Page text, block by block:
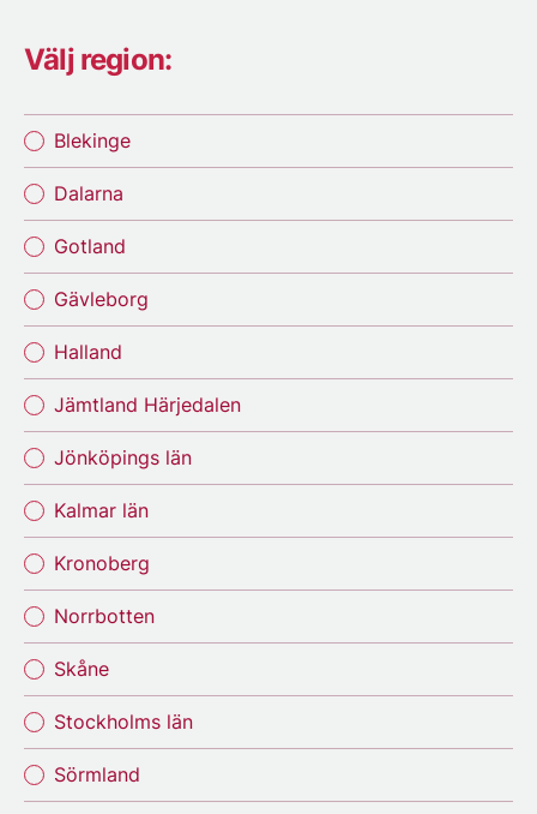
Välj region:
Blekinge
Dalarna
Gotland
Gävleborg
Halland
Jämtland Härjedalen
Jönköpings län
Kalmar län
Kronoberg
Norrbotten
Skåne
Stockholms län
Sörmland